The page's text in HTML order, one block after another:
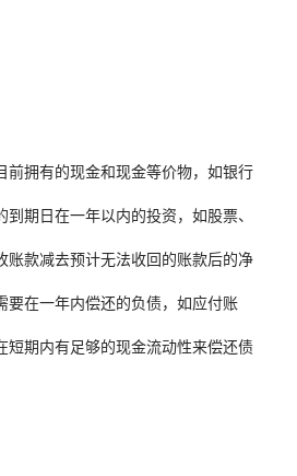
前拥有的现金和现金等价物，如银行
期日在一年以内的投资，如股票、
账款减去预计无法收回的账款后的净
要在一年内偿还的负债，如应付账
短期内有足够的现金流动性来偿还债